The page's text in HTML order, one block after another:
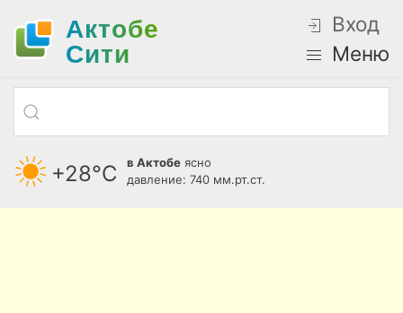
Актобе
Cити
Вход
Меню
+28°С в Актобе ясно
давление: 740 мм.рт.ст.